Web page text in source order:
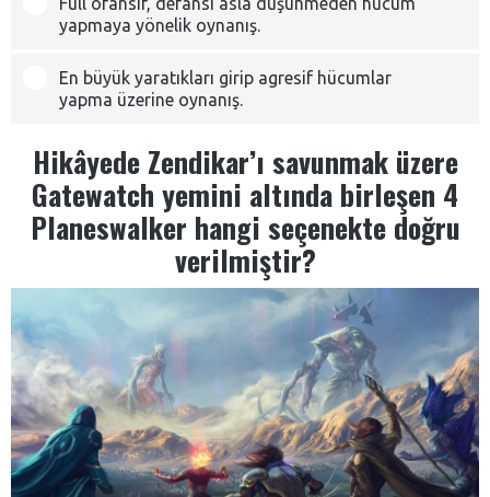
yapmaya yönelik oynanış.
En büyük yaratıkları girip agresif hücumlar
yapma üzerine oynanış.
Hikâyede Zendikar’ı savunmak üzere
Gatewatch yemini altında birleşen 4
Planeswalker hangi seçenekte doğru
verilmiştir?